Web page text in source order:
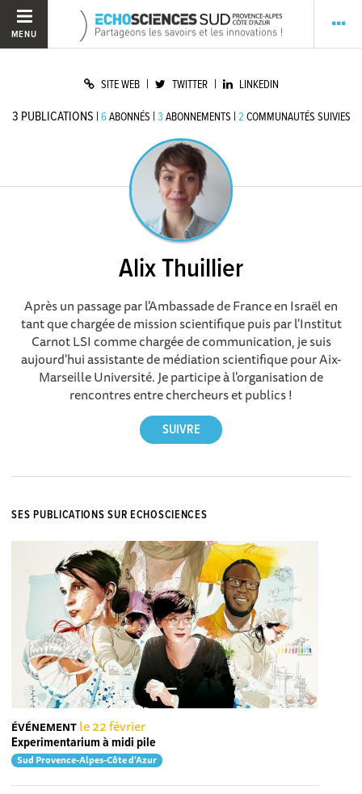
MENU
SITE WEB | TWITTER | LINKEDIN
3 PUBLICATIONS | 6ABONNÉS | 3 ABONNEMENTS | 2 COMMUNAUTÉS SUIVIES
Alix Thuillier
Après un passage par l'Ambassade de France en Israël en
tant que chargée de mission scientifique puis par l'Institut
Carnot LSI comme chargée de communication, je suis
aujourd'hui assistante de médiation scientifique pour Aix-
Marseille Université. Je participe à l'organisation de
rencontres entre chercheurs et publics !
SES PUBLICATIONS SUR ECHOSCIENCES
ÉVÉNEMENT le 22 février
Experimentarium à midi pile
Sud Provence-Alpes-Côte d'Azur